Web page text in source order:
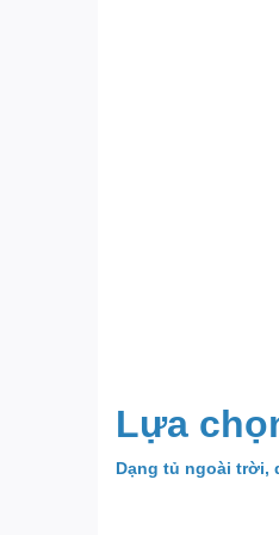
Lựa
Dạng tủ ngoài trời,